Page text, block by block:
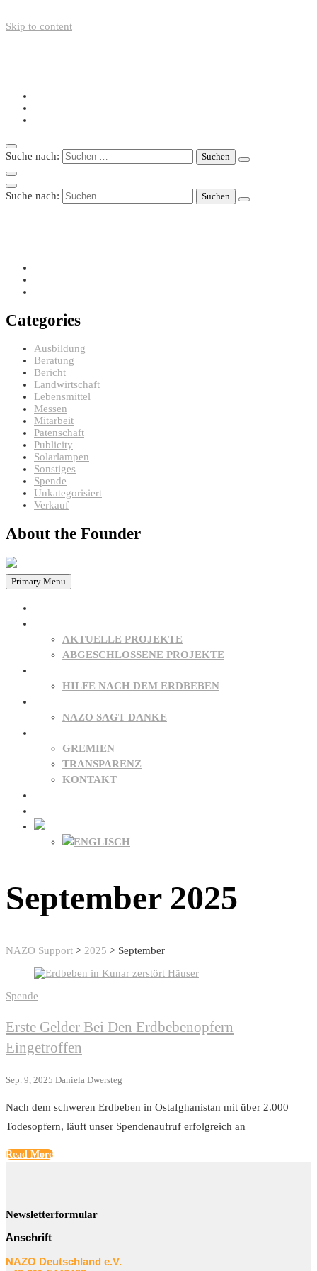
Skip to content
Suche nach:
Suche nach:
Categories
Ausbildung
Beratung
Bericht
Landwirtschaft
Lebensmittel
Messen
Mitarbeit
Patenschaft
Publicity
Solarlampen
Sonstiges
Spende
Unkategorisiert
Verkauf
About the Founder
Primary Menu
AKTUELLE PROJEKTE
ABGESCHLOSSENE PROJEKTE
HILFE NACH DEM ERDBEBEN
NAZO SAGT DANKE
GREMIEN
TRANSPARENZ
KONTAKT
September 2025
NAZO Support > 2025 > September
Spende
Erste Gelder Bei Den Erdbebenopfern
Eingetroffen
Sep. 9, 2025 Daniela Dwersteg
Nach dem schweren Erdbeben in Ostafghanistan mit über 2.000
Todesopfern, läuft unser Spendenaufruf erfolgreich an
Read More
Newsletterformular
Anschrift
NAZO Deutschland e.V.